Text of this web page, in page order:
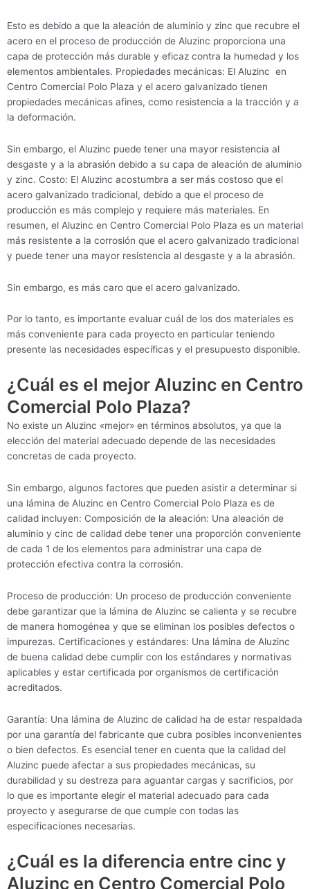
Esto es debido a que la aleación de aluminio y zinc que recubre el
acero en el proceso de producción de Aluzinc proporciona una
capa de protección más durable y eficaz contra la humedad y los
elementos ambientales. Propiedades mecánicas: El Aluzinc en
Centro Comercial Polo Plaza y el acero galvanizado tienen
propiedades mecánicas afines, como resistencia a la tracción y a
la deformación.
Sin embargo, el Aluzinc puede tener una mayor resistencia al
desgaste y a la abrasión debido a su capa de aleación de aluminio
y zinc. Costo: El Aluzinc acostumbra a ser más costoso que el
acero galvanizado tradicional, debido a que el proceso de
producción es más complejo y requiere más materiales. En
resumen, el Aluzinc en Centro Comercial Polo Plaza es un material
más resistente a la corrosión que el acero galvanizado tradicional
y puede tener una mayor resistencia al desgaste y a la abrasión.
Sin embargo, es más caro que el acero galvanizado.
Por lo tanto, es importante evaluar cuál de los dos materiales es
más conveniente para cada proyecto en particular teniendo
presente las necesidades específicas y el presupuesto disponible.
¿Cuál es el mejor Aluzinc en Centro
Comercial Polo Plaza?
No existe un Aluzinc «mejor» en términos absolutos, ya que la
elección del material adecuado depende de las necesidades
concretas de cada proyecto.
Sin embargo, algunos factores que pueden asistir a determinar si
una lámina de Aluzinc en Centro Comercial Polo Plaza es de
calidad incluyen: Composición de la aleación: Una aleación de
aluminio y cinc de calidad debe tener una proporción conveniente
de cada 1 de los elementos para administrar una capa de
protección efectiva contra la corrosión.
Proceso de producción: Un proceso de producción conveniente
debe garantizar que la lámina de Aluzinc se calienta y se recubre
de manera homogénea y que se eliminan los posibles defectos o
impurezas. Certificaciones y estándares: Una lámina de Aluzinc
de buena calidad debe cumplir con los estándares y normativas
aplicables y estar certificada por organismos de certificación
acreditados.
Garantía: Una lámina de Aluzinc de calidad ha de estar respaldada
por una garantía del fabricante que cubra posibles inconvenientes
o bien defectos. Es esencial tener en cuenta que la calidad del
Aluzinc puede afectar a sus propiedades mecánicas, su
durabilidad y su destreza para aguantar cargas y sacrificios, por
lo que es importante elegir el material adecuado para cada
proyecto y asegurarse de que cumple con todas las
especificaciones necesarias.
¿Cuál es la diferencia entre cinc y
Aluzinc en Centro Comercial Polo